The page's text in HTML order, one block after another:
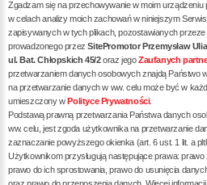
Pozycjonowanie dla kancelarii
skuteczna promocja w
Skuteczne Pozycjonowanie,
Reklama dla Siłowni oraz
Pozycjonowanie / reklama dla
liczbę pacjentów poprzez
Pozycjonowanie dla restauracji
skuteczna promocja Twojego
Zgadzam się na przechowywanie w moim
w celach analizy moich zachowań w niniejszym
zapisywanych w tych plikach, pozostawianych
prowadzonego przezSitePromotor Przemysław
ul. Bat. Chłopskich 45/2oraz jegoZaufanych
przetwarzaniem danych osobowych znajdą Państwo
na przetwarzanie danych w ww. celu może być w
umieszczony wPolityce Prywatności.
Podstawą prawną przetwarzania Państwa danych
ww. celu, jest zgoda użytkownika na przetwarzanie
zaznaczanie powyższego okienka (art. 6 ust. 1 lit. a
Użytkownikom przysługują następujące prawa:
prawo do ich sprostowania, prawo do usunięcia